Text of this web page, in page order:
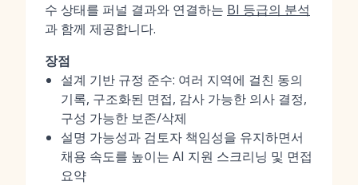
수 상태를 퍼널 결과와 연결하는 BI 등급의 분석
과 함께 제공합니다.
장점
설계 기반 규정 준수: 여러 지역에 걸친 동의
기록, 구조화된 면접, 감사 가능한 의사 결정,
구성 가능한 보존/삭제
설명 가능성과 검토자 책임성을 유지하면서
채용 속도를 높이는 AI 지원 스크리닝 및 면접
요약